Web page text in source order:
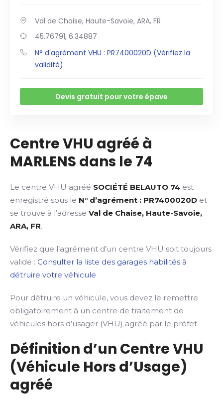
Val de Chaise, Haute-Savoie, ARA, FR
45.76791, 6.34887
N° d'agrément VHU : PR7400020D (Vérifiez la
validité)
Devis gratuit pour votre épave
Centre VHU agréé à
MARLENS dans le 74
Le centre VHU agréé SOCIÉTÉ BELAUTO 74 est
enregistré sous le N° d’agrément : PR7400020D et
se trouve à l’adresse Val de Chaise, Haute-Savoie,
ARA, FR.
Vérifiez que l’agrément d’un centre VHU soit toujours
valide : Consulter la liste des garages habilités à
détruire votre véhicule
Pour détruire un véhicule, vous devez le remettre
obligatoirement à un centre de traitement de
véhicules hors d’usager (VHU) agréé par le préfet.
Définition d’un Centre VHU
(Véhicule Hors d’Usage)
agréé